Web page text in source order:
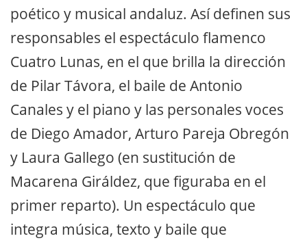
poético y musical andaluz. Así definen sus
responsables el espectáculo flamenco
Cuatro Lunas, en el que brilla la dirección
de Pilar Távora, el baile de Antonio
Canales y el piano y las personales voces
de Diego Amador, Arturo Pareja Obregón
y Laura Gallego (en sustitución de
Macarena Giráldez, que figuraba en el
primer reparto). Un espectáculo que
integra música, texto y baile que